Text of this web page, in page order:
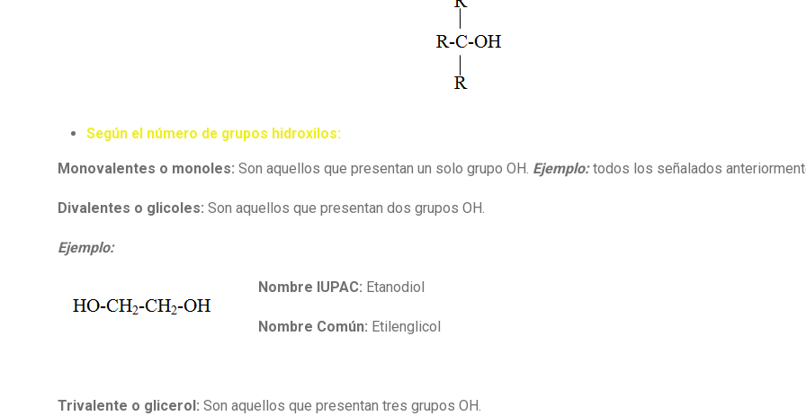
Según el número de grupos hidroxilos:
Monovalentes o monoles: Son aquellos que presentan un solo grupo OH. Ejemplo:todos los señalados
Divalentes o glicoles: Son aquellos que presentan dos grupos OH.
Ejemplo:
Nombre IUPAC: Etanodiol
Nombre Común: Etilenglicol
Trivalente o glicerol: Son aquellos que presentan tres grupos OH.